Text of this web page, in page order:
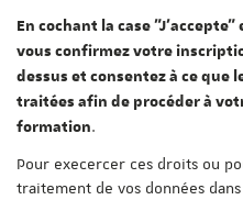
En cochant la case
vous confirmez votre
dessus et consentez à ce que
traitées afin de procéder à
formation.
Pour execercer ces droits ou
traitement de vos données